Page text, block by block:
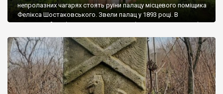
непролазних чагарях стоять руїни палацу місцевого поміщика
Фелікса Шостаковського. Звели палац у 1893 році. В
радянський період у ньому спочатку містилася школа, потім
століття тут розмістили туберкульозну лікарню. Коли із
палацу виїхала лікарня – ми точно не […]